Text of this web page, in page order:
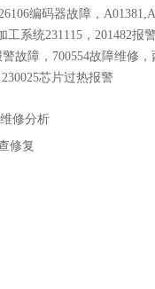
编码器故障，
系统231115，201482
故障，700554故障维修
芯片过热报警
修分析
修复